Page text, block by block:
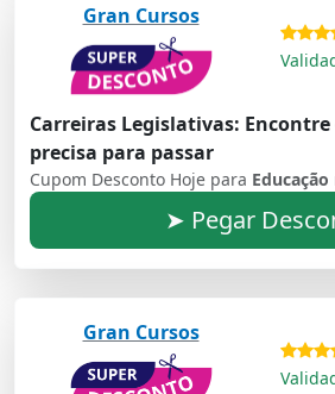
Gran Cursos
Carreiras Legislativas:
precisa para passar
Cupom Desconto Hoje para Educação
➤ Pegar
Gran Cursos